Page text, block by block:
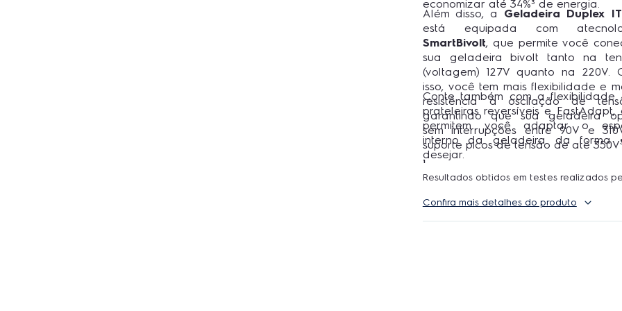
economizar até 34%³ de energia.
Além disso, a Geladeira Duplex
está equipada com
SmartBivolt, que permite você
sua geladeira bivolt tanto na
(voltagem) 127V quanto na 220V.
isso, você tem mais flexibilidade e
resistência à oscilação de
garantindo que sua geladeira
sem interrupções entre 90V e
suporte picos de tensão de até 350V
Conte também com a flexibilidade
prateleiras reversíveis e FastAdapt,
permitem você adaptar o
interno da geladeira da forma
desejar.
¹
Resultados obtidos em testes realizados
com morangos e leite.
²
Confira mais detalhes do produto